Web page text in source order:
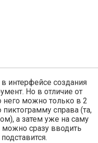
интерфейсе создания
Но в отличие от
него можно только в 2
справа (та,
а затем уже на саму
можно сразу вводить